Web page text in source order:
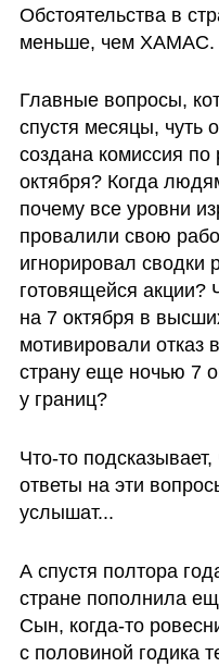
Обстоятельства в
меньше, чем ХАМАС.
Главные вопросы,
спустя месяцы, чуть
создана комиссия
октября? Когда
почему все уровни
провалили свою
игнорировал сводки
готовящейся акции?
на 7 октября в
мотивировали отказ
страну еще ночью 7
у границ?
Что-то
ответы на эти
услышат...
А спустя полтора
стране пополнила
Сын, когда-то
с половиной годика